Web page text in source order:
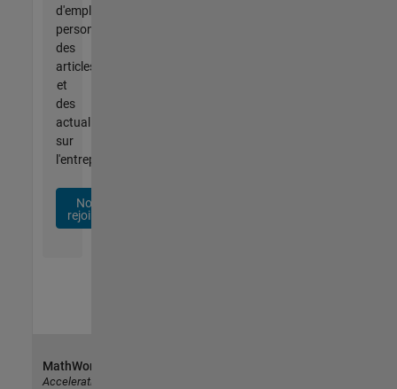
d'emploi
personnalisées,
des
articles
et
des
actualités
sur
l'entreprise.
Nous
rejoindre
MathWorks
Accelerating